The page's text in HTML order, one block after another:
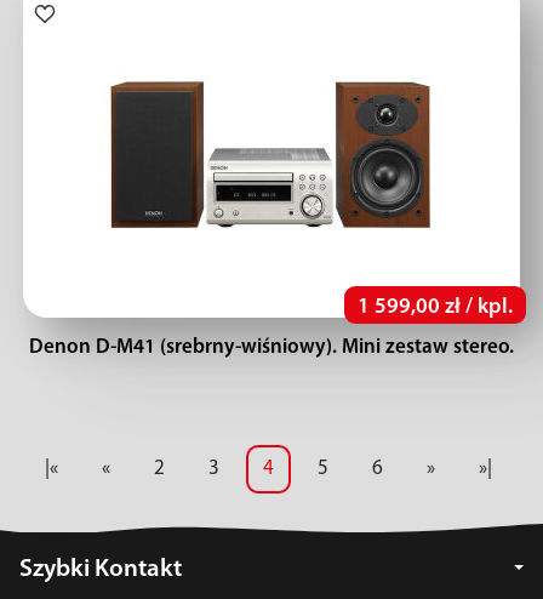
1 599,00 zł / kpl.
Denon D-M41 (srebrny-wiśniowy). Mini zestaw stereo.
|« « 2 3 4 5 6 » »|
Szybki Kontakt